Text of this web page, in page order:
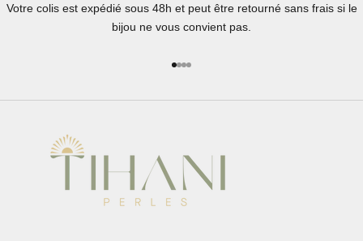
Votre colis est expédié sous 48h et peut être retourné sans frais si le
bijou ne vous convient pas.
Aller à l'élément 1
Aller à l'élément 2
Aller à l'élément 3
Aller à l'élément 4